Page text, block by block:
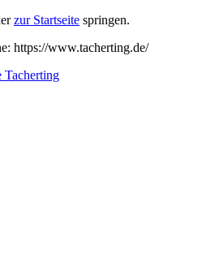
zur Startseite springen.
https://www.tacherting.de/